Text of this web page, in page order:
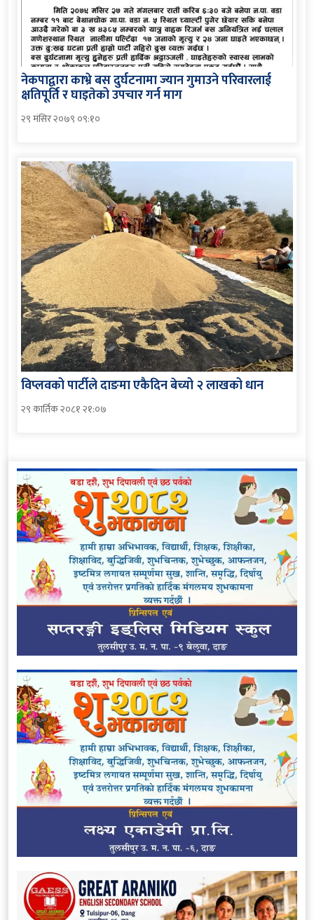
नेकपाद्वारा काभ्रे बस दुर्घटनामा ज्यान गुमाउने परिवारलाई
क्षतिपूर्ति र घाइतेको उपचार गर्न माग
२९ मंसिर २०७९ ०९:१०
विप्लवको पार्टीले दाङमा एकैदिन बेच्यो २ लाखको धान
२९ कार्तिक २०८१ २१:०७